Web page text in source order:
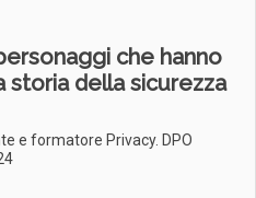
che hanno
storia della sicurezza
e formatore Privacy. DPO